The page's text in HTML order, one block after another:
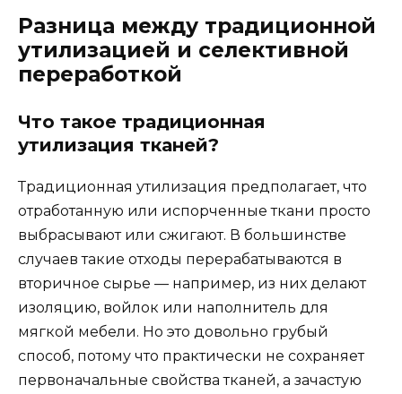
Разница между традиционной
утилизацией и селективной
переработкой
Что такое традиционная
утилизация тканей?
Традиционная утилизация предполагает, что
отработанную или испорченные ткани просто
выбрасывают или сжигают. В большинстве
случаев такие отходы перерабатываются в
вторичное сырье — например, из них делают
изоляцию, войлок или наполнитель для
мягкой мебели. Но это довольно грубый
способ, потому что практически не сохраняет
первоначальные свойства тканей, а зачастую